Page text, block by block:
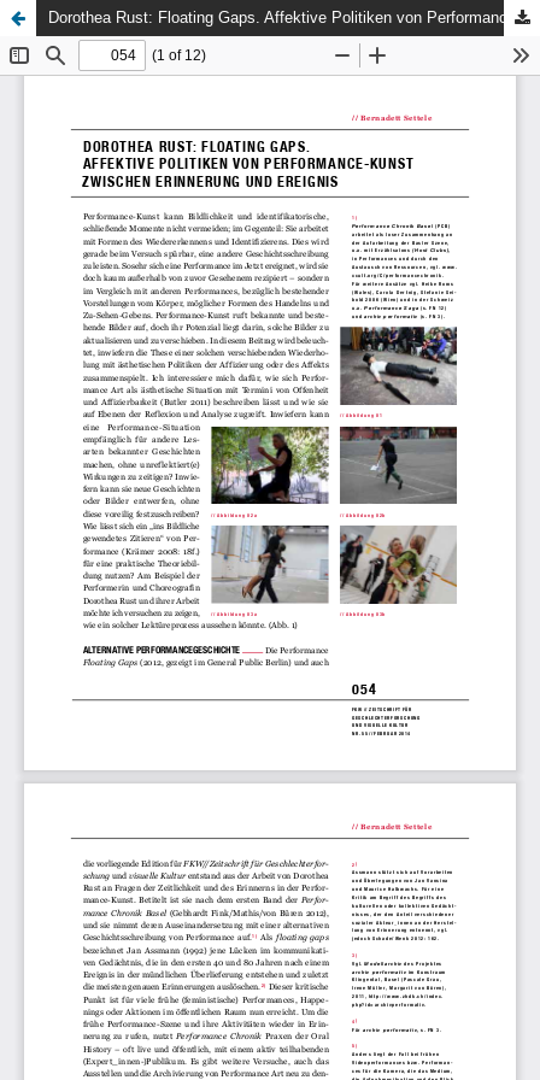
Dorothea Rust: Floating Gaps. Affektive Politiken von Performance-Kunst zwischen Erinnerung und Ereignis